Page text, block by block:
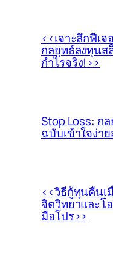
<<เจาะลึกฟีเ
กลยุทธ์ลงทุนส
กำไรจริง!>>
Stop Loss: ก
ฉบับเข้าใจง่า
<<วิธีกู้ทุนคืนเ
จิตวิทยาและโ
มือโปร>>